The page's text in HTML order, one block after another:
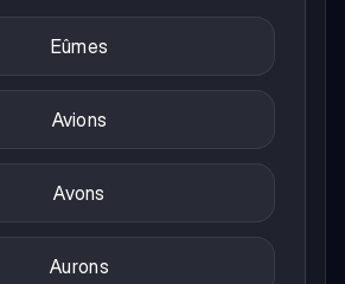
Eûmes
Avions
Avons
Aurons